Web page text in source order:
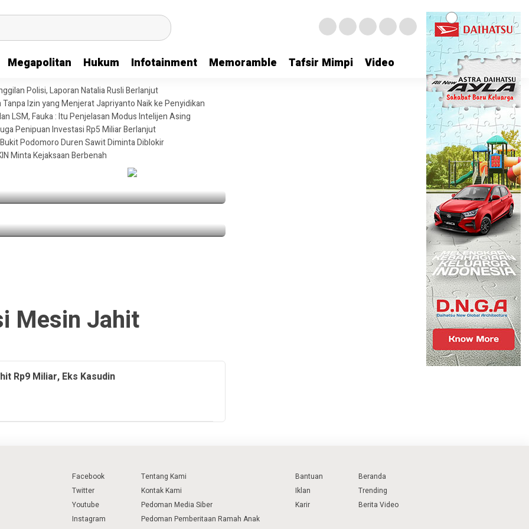
Megapolitan Hukum Infotainment Memoramble Tafsir Mimpi Video
Polisi, Laporan Natalia Rusli Berlanjut
Izin yang Menjerat Japriyanto Naik ke Penyidikan
LSM, Fauka : Itu Penjelasan Modus Intelijen Asing
Penipuan Investasi Rp5 Miliar Berlanjut
Podomoro Duren Sawit Diminta Diblokir
Minta Kejaksaan Berbenah
Polisi, Laporan Natalia Rusli
Penipuan Investasi Rp5 Miliar
Mesin Jahit
Rp9 Miliar, Eks Kasudin
Facebook
Twitter
Youtube
Instagram
Tentang Kami
Kontak Kami
Pedoman Media Siber
Pedoman Pemberitaan Ramah Anak
Bantuan
Iklan
Karir
Beranda
Trending
Berita Video